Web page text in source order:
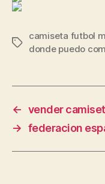
Etiquetas
camiseta futbol
donde puedo
← vender
→ federacion